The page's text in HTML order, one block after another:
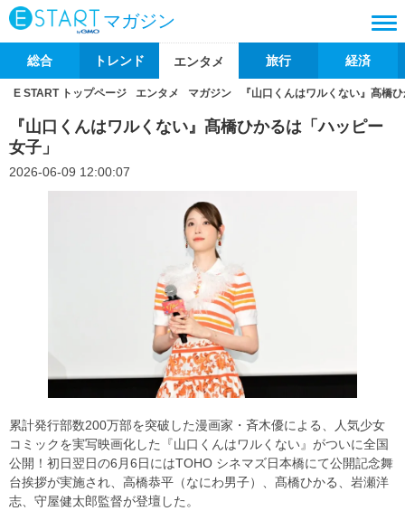
マガジン
総合 トレンド エンタメ 旅行 経済
E START トップページ エンタメ マガジン 『山口くんはワルくない』髙橋
『山口くんはワルくない』髙橋ひかるは「ハッピー
女子」
2026-06-09 12:00:07
累計発行部数200万部を突破した漫画家・斉木優による、人気少女
コミックを実写映画化した『山口くんはワルくない』がついに全国
公開！初日翌日の6月6日にはTOHO シネマズ日本橋にて公開記念舞
台挨拶が実施され、高橋恭平（なにわ男子）、髙橋ひかる、岩瀬洋
志、守屋健太郎監督が登壇した。